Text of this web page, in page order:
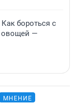
бороться с
овощей —
МНЕНИЕ